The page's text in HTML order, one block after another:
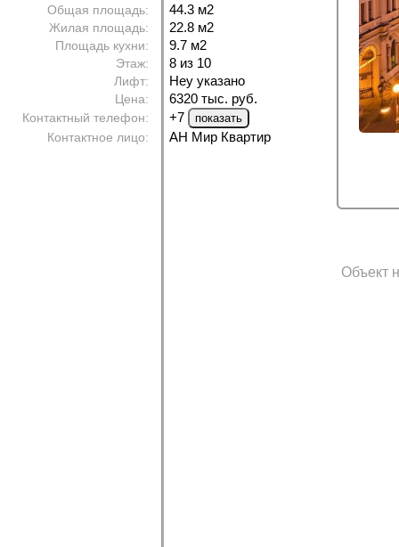
Общая площадь: 44.3 м2
Жилая площадь: 22.8 м2
Площадь кухни: 9.7 м2
Этаж: 8 из 10
Лифт: Неу указано
Цена: 6320 тыс. руб.
Контактный телефон: +7
Контактное лицо: АН Мир Квартир
Объект